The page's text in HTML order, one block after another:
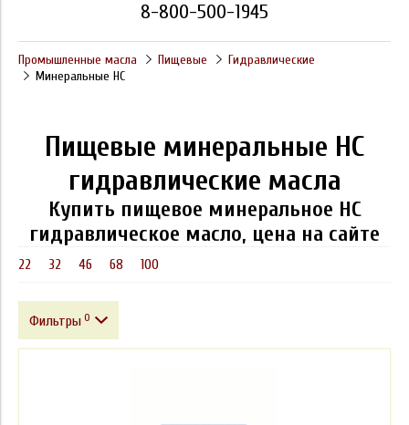
8-800-500-1945
Промышленные масла Пищевые
Гидравлические
Минеральные HC
Пищевые минеральные HC
гидравлические масла
Купить пищевое минеральное HC
гидравлическое масло, цена на сайте
22 32 46 68 100
Фильтры 0